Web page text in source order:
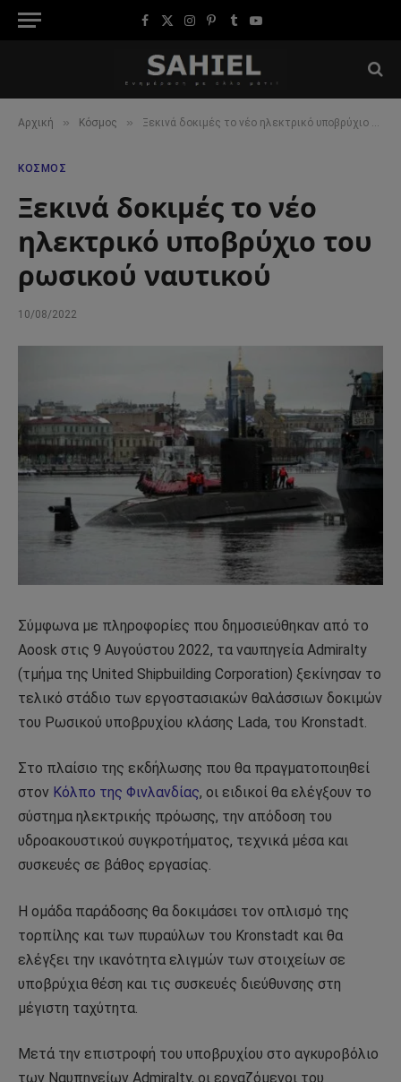
Facebook
X
Instagram
Pinterest
TumblrYouTube
Αρχική » Κόσμος » Ξεκινά δοκιμές το νέο ηλεκτρικό υποβρύχιο του ρωσικού ναυτικού
ΚΌΣΜΟΣ
Ξεκινά δοκιμές το νέο
ηλεκτρικό υποβρύχιο του
ρωσικού ναυτικού
10/08/2022
Σύμφωνα με πληροφορίες που δημοσιεύθηκαν από το
Aoosk στις 9 Αυγούστου 2022, τα ναυπηγεία Admiralty
(τμήμα της United Shipbuilding Corporation) ξεκίνησαν το
τελικό στάδιο των εργοστασιακών θαλάσσιων δοκιμών
του Ρωσικού υποβρυχίου κλάσης Lada, του Kronstadt.
Στο πλαίσιο της εκδήλωσης που θα πραγματοποιηθεί
στον Κόλπο της Φινλανδίας, οι ειδικοί θα ελέγξουν το
σύστημα ηλεκτρικής πρόωσης, την απόδοση του
υδροακουστικού συγκροτήματος, τεχνικά μέσα και
συσκευές σε βάθος εργασίας.
Η ομάδα παράδοσης θα δοκιμάσει τον οπλισμό της
τορπίλης και των πυραύλων του Kronstadt και θα
ελέγξει την ικανότητα ελιγμών των στοιχείων σε
υποβρύχια θέση και τις συσκευές διεύθυνσης στη
μέγιστη ταχύτητα.
Μετά την επιστροφή του υποβρυχίου στο αγκυροβόλιο
των Ναυπηγείων Admiralty, οι εργαζόμενοι του